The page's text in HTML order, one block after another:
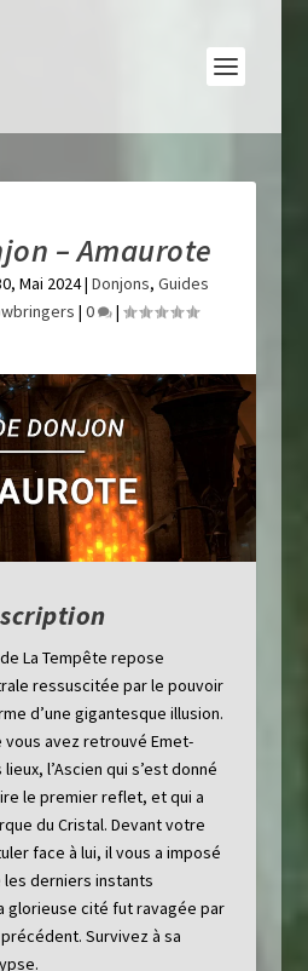
– Amaurote
Mai 2024| Donjons, Guides
| 0 |
La Tempête repose
ressuscitée par le pouvoir
d’une gigantesque illusion.
vous avez retrouvé Emet-
l’Ascien qui s’est donné
le premier reflet, et qui a
du Cristal. Devant votre
face à lui, il vous a imposé
derniers instants
glorieuse cité fut ravagée par
Survivez à sa